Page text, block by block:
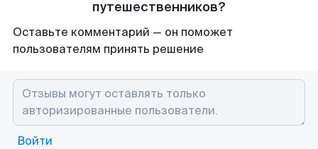
путешественников?
Оставьте комментарий — он поможет
пользователям принять решение
Войти